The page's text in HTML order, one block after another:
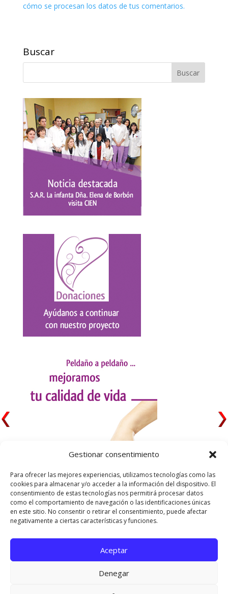
Gestionar consentimiento
Para ofrecer las mejores experiencias, utilizamos tecnologías como las
cookies para almacenar y/o acceder a la información del dispositivo. El
consentimiento de estas tecnologías nos permitirá procesar datos
como el comportamiento de navegación o las identificaciones únicas
en este sitio. No consentir o retirar el consentimiento, puede afectar
negativamente a ciertas características y funciones.
Aceptar
Denegar
cómo se procesan los datos de tus comentarios.
Buscar
Utilizamos cookies para ofrecerte la mejor experiencia en
Puedes aprender más sobre qué cookies utilizamos o